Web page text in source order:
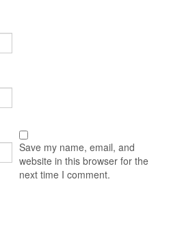
Save my name, email, and
website in this browser for the
next time I comment.